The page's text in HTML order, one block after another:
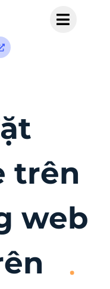
trên
web